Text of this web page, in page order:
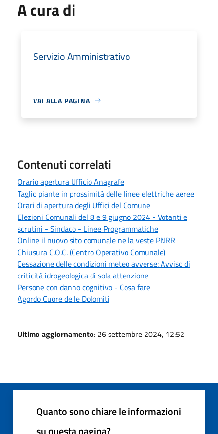
A cura di
Servizio Amministrativo
VAI ALLA PAGINA
Contenuti correlati
Orario apertura Ufficio Anagrafe
Taglio piante in prossimità delle linee elettriche aeree
Orari di apertura degli Uffici del Comune
Elezioni Comunali del 8 e 9 giugno 2024 - Votanti e
scrutini - Sindaco - Linee Programmatiche
Online il nuovo sito comunale nella veste PNRR
Chiusura C.O.C. (Centro Operativo Comunale)
Cessazione delle condizioni meteo avverse: Avviso di
criticità idrogeologica di sola attenzione
Persone con danno cognitivo - Cosa fare
Agordo Cuore delle Dolomiti
Ultimo aggiornamento: 26 settembre 2024, 12:52
Quanto sono chiare le informazioni
su questa pagina?